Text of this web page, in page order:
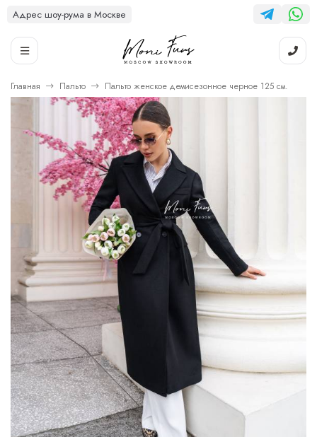
Адрес шоу-рума в Москве
Главная Пальто Пальто женское демисезонное черное 125 см.